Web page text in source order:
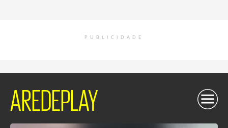
PUBLICIDADE
AREDEPLAY